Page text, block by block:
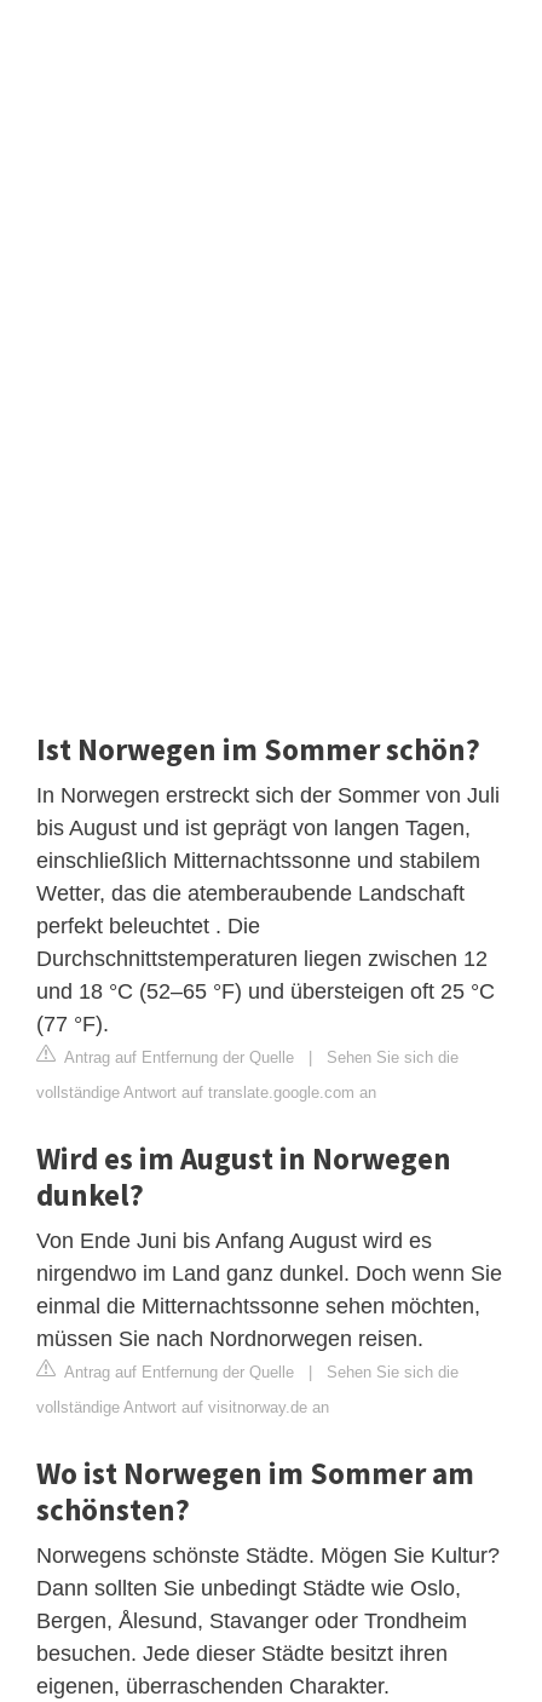
Ist Norwegen im Sommer schön?
In Norwegen erstreckt sich der Sommer von Juli
bis August und ist geprägt von langen Tagen,
einschließlich Mitternachtssonne und stabilem
Wetter, das die atemberaubende Landschaft
perfekt beleuchtet . Die
Durchschnittstemperaturen liegen zwischen 12
und 18 °C (52–65 °F) und übersteigen oft 25 °C
(77 °F).
Antrag auf Entfernung der Quelle | Sehen Sie sich die
vollständige Antwort auf translate.google.com an
Wird es im August in Norwegen
dunkel?
Von Ende Juni bis Anfang August wird es
nirgendwo im Land ganz dunkel. Doch wenn Sie
einmal die Mitternachtssonne sehen möchten,
müssen Sie nach Nordnorwegen reisen.
Antrag auf Entfernung der Quelle | Sehen Sie sich die
vollständige Antwort auf visitnorway.de an
Wo ist Norwegen im Sommer am
schönsten?
Norwegens schönste Städte. Mögen Sie Kultur?
Dann sollten Sie unbedingt Städte wie Oslo,
Bergen, Ålesund, Stavanger oder Trondheim
besuchen. Jede dieser Städte besitzt ihren
eigenen, überraschenden Charakter.